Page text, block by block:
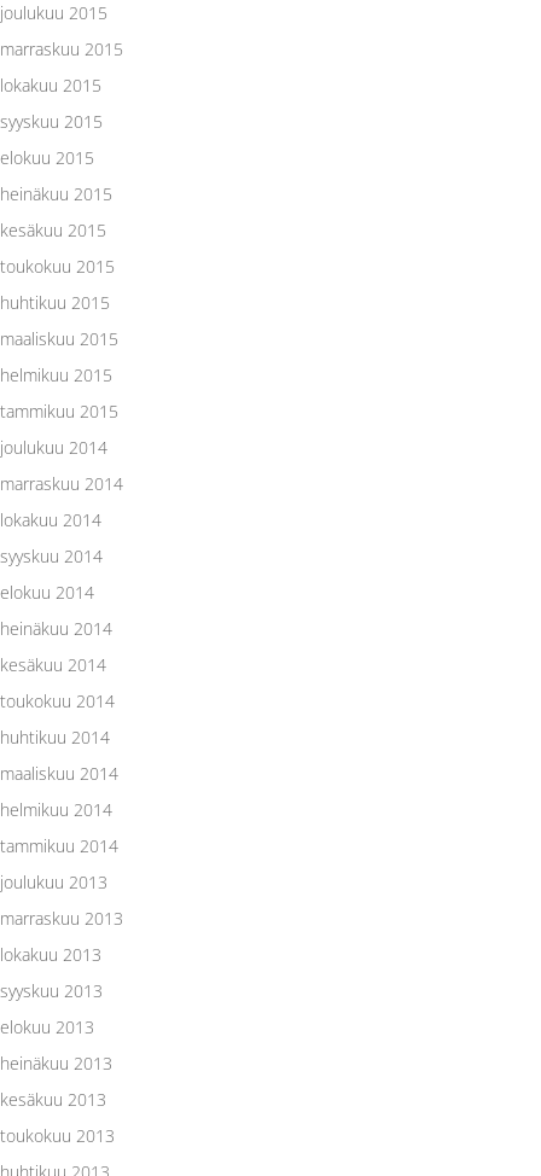
joulukuu 2015
marraskuu 2015
lokakuu 2015
syyskuu 2015
elokuu 2015
heinäkuu 2015
kesäkuu 2015
toukokuu 2015
huhtikuu 2015
maaliskuu 2015
helmikuu 2015
tammikuu 2015
joulukuu 2014
marraskuu 2014
lokakuu 2014
syyskuu 2014
elokuu 2014
heinäkuu 2014
kesäkuu 2014
toukokuu 2014
huhtikuu 2014
maaliskuu 2014
helmikuu 2014
tammikuu 2014
joulukuu 2013
marraskuu 2013
lokakuu 2013
syyskuu 2013
elokuu 2013
heinäkuu 2013
kesäkuu 2013
toukokuu 2013